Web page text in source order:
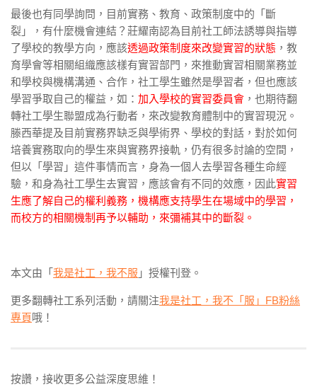
最後也有同學詢問，目前實務、教育、政策制度中的「斷
裂」，有什麼機會連結？莊耀南認為目前社工師法誘導與指導
了學校的教學方向，應該透過政策制度來改變實習的狀態 ，教
育學會等相關組織應該樣有實習部門，來推動實習相關業務並
和學校與機構溝通、合作，社工學生雖然是學習者，但也應該
學習爭取自己的權益，如： 加入學校的實習委員會 ，也期待翻
轉社工學生聯盟成為行動者，來改變教育體制中的實習現況。
滕西華提及目前實務界缺乏與學術界、學校的對話，對於如何
培養實務取向的學生來與實務界接軌，仍有很多討論的空間，
但以「學習」這件事情而言，身為一個人去學習各種生命經
驗，和身為社工學生去實習，應該會有不同的效應，因此實習
生應了解自己的權利義務，機構應支持學生在場域中的學習，
而校方的相關機制再予以輔助，來彌補其中的斷裂。
本文由「 我是社工，我不服 」授權刊登。
更多翻轉社工系列活動，請關注我是社工，我不「服」FB粉絲
專頁哦！
按讚，接收更多公益深度思維！